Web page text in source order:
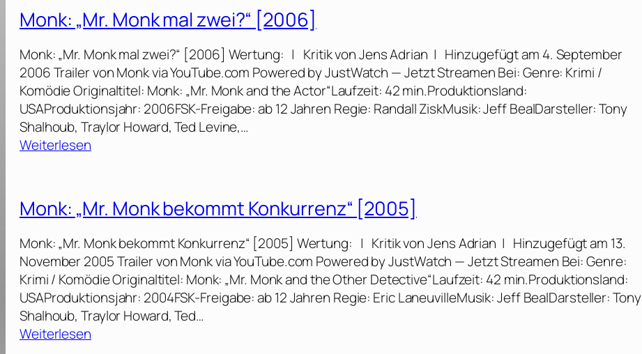
k
n
d
T
r
u
d
E
r
b
e
“
[
2
0
n
k
:
„
M
r
.
M
o
w
r
d
g
e
j
a
Monk: „Mr. Monk mal zwei?“ [2006]
Monk: „Mr. Monk mal zwei?“ [2006] Wertung: | Kritik von Jens Adrian | Hinzugefügt am 4. September
2006 Trailer von Monk via YouTube.com Powered by JustWatch — Jetzt Streamen Bei: Genre: Krimi /
Komödie Originaltitel: Monk: „Mr. Monk and the Actor“Laufzeit: 42 min.Produktionsland:
USAProduktionsjahr: 2006FSK-Freigabe: ab 12 Jahren Regie: Randall ZiskMusik: Jeff BealDarsteller: Tony
Shalhoub, Traylor Howard, Ted Levine,…
Weiterlesen:
n
k
:
„
M
r
.
M
o
Monk: „Mr. Monk bekommt Konkurrenz“ [2005]
Monk: „Mr. Monk bekommt Konkurrenz“ [2005] Wertung: | Kritik von Jens Adrian | Hinzugefügt am 13.
November 2005 Trailer von Monk via YouTube.com Powered by JustWatch — Jetzt Streamen Bei: Genre:
Krimi / Komödie Originaltitel: Monk: „Mr. Monk and the Other Detective“Laufzeit: 42 min.Produktionsland:
USAProduktionsjahr: 2004FSK-Freigabe: ab 12 Jahren Regie: Eric LaneuvilleMusik: Jeff BealDarsteller: Tony
Shalhoub, Traylor Howard, Ted…
Weiterlesen: